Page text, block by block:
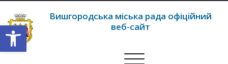
Відкрити Панель інструментів
Вишгородська міська рада офіційний
веб-сайт
Перемкнути